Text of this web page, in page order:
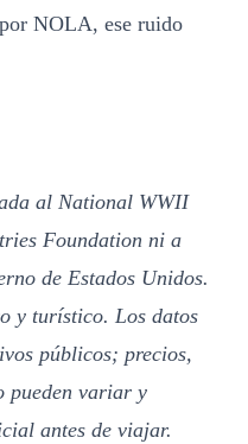
NOLA, ese ruido
al National WWII
Foundation ni a
de Estados Unidos.
y turístico. Los datos
públicos; precios,
pueden variar y
antes de viajar.